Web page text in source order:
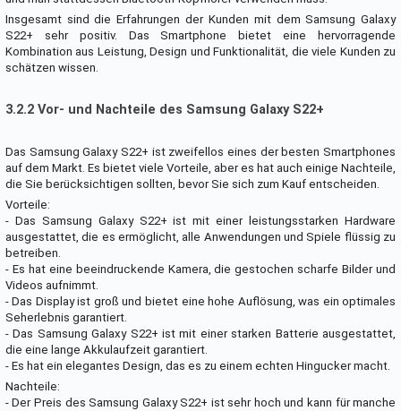
Insgesamt sind die Erfahrungen der Kunden mit dem Samsung Galaxy
S22+ sehr positiv. Das Smartphone bietet eine hervorragende
Kombination aus Leistung, Design und Funktionalität, die viele Kunden zu
schätzen wissen.
3.2.2 Vor- und Nachteile des Samsung Galaxy S22+
Das Samsung Galaxy S22+ ist zweifellos eines der besten Smartphones
auf dem Markt. Es bietet viele Vorteile, aber es hat auch einige Nachteile,
die Sie berücksichtigen sollten, bevor Sie sich zum Kauf entscheiden.
Vorteile:
- Das Samsung Galaxy S22+ ist mit einer leistungsstarken Hardware
ausgestattet, die es ermöglicht, alle Anwendungen und Spiele flüssig zu
betreiben.
- Es hat eine beeindruckende Kamera, die gestochen scharfe Bilder und
Videos aufnimmt.
- Das Display ist groß und bietet eine hohe Auflösung, was ein optimales
Seherlebnis garantiert.
- Das Samsung Galaxy S22+ ist mit einer starken Batterie ausgestattet,
die eine lange Akkulaufzeit garantiert.
- Es hat ein elegantes Design, das es zu einem echten Hingucker macht.
Nachteile:
- Der Preis des Samsung Galaxy S22+ ist sehr hoch und kann für manche